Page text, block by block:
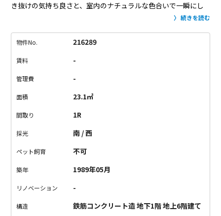
き抜けの気持ち良さと、室内のナチュラルな色合いで一瞬にし
やはりギャップには弱いですよね。 またやら
りなので最低限のものを入れるのみならとっても使いやすそ
蔵庫が設置済みです！
と欲しいが詰まっています！
スが通っていたりと、好立地！
もあるんですよ〜。
エステサロン等もご相談可能です！
続きを読む
物件No. 216289
賃料 -
管理費 -
面積 23.1㎡
間取り 1R
採光 南 / 西
ペット飼育 不可
築年 1989年05月
リノベーション -
構造 鉄筋コンクリート造 地下1階 地上6階建て